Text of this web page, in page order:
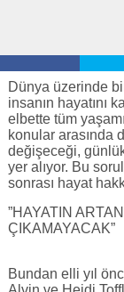
Dünya üzerinde
insanın hayatını
elbette tüm
konular arasında
değişeceği,
yer alıyor. Bu
sonrası hayat
”HAYATIN
ÇIKAMAYACAK”
Bundan elli yıl